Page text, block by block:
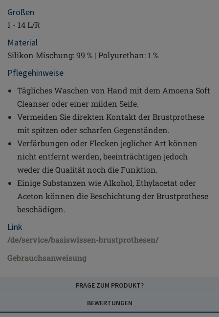
Größen
1 - 14 L/R
Material
Silikon Mischung: 99 % | Polyurethan: 1 %
Pflegehinweise
Tägliches Waschen von Hand mit dem Amoena Soft
Cleanser oder einer milden Seife.
Vermeiden Sie direkten Kontakt der Brustprothese
mit spitzen oder scharfen Gegenständen.
Verfärbungen oder Flecken jeglicher Art können
nicht entfernt werden, beeinträchtigen jedoch
weder die Qualität noch die Funktion.
Einige Substanzen wie Alkohol, Ethylacetat oder
Aceton können die Beschichtung der Brustprothese
beschädigen.
Link
/de/service/basiswissen-brustprothesen/
Gebrauchsanweisung
FRAGE ZUM PRODUKT?
BEWERTUNGEN